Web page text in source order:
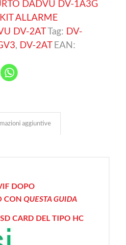
DADVU DV-1A3G
KIT ALLARME
DV-2AT
Tag: DV-
, DV-2AT
EAN:
aggiuntive
DOPO
CON QUESTA GUIDA
CARD DEL TIPO HC